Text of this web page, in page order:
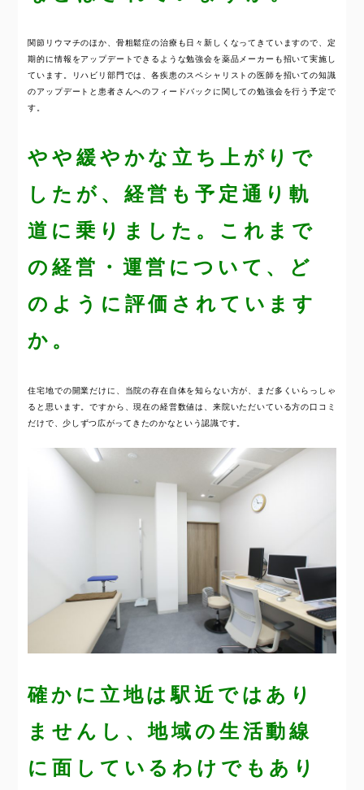
関節リウマチのほか、骨粗鬆症の治療も日々新しくなってきていますので、定
期的に情報をアップデートできるような勉強会を薬品メーカーも招いて実施し
ています。リハビリ部門では、各疾患のスペシャリストの医師を招いての知識
のアップデートと患者さんへのフィードバックに関しての勉強会を行う予定で
す。
やや緩やかな立ち上がりで
したが、経営も予定通り軌
道に乗りました。これまで
の経営・運営について、ど
のように評価されています
か。
住宅地での開業だけに、当院の存在自体を知らない方が、まだ多くいらっしゃ
ると思います。ですから、現在の経営数値は、来院いただいている方の口コミ
だけで、少しずつ広がってきたのかなという認識です。
確かに立地は駅近ではあり
ませんし、地域の生活動線
に面しているわけでもあり